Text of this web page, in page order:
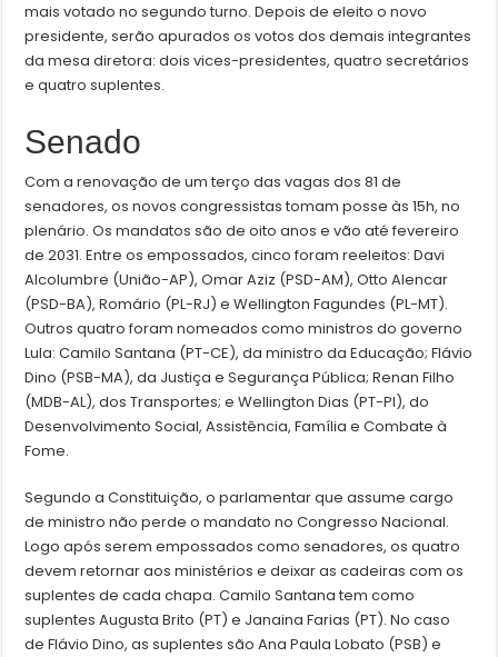
mais votado no segundo turno. Depois de eleito o novo
presidente, serão apurados os votos dos demais integrantes
da mesa diretora: dois vices-presidentes, quatro secretários
e quatro suplentes.
Senado
Com a renovação de um terço das vagas dos 81 de
senadores, os novos congressistas tomam posse às 15h, no
plenário. Os mandatos são de oito anos e vão até fevereiro
de 2031. Entre os empossados, cinco foram reeleitos: Davi
Alcolumbre (União-AP), Omar Aziz (PSD-AM), Otto Alencar
(PSD-BA), Romário (PL-RJ) e Wellington Fagundes (PL-MT).
Outros quatro foram nomeados como ministros do governo
Lula: Camilo Santana (PT-CE), da ministro da Educação; Flávio
Dino (PSB-MA), da Justiça e Segurança Pública; Renan Filho
(MDB-AL), dos Transportes; e Wellington Dias (PT-PI), do
Desenvolvimento Social, Assistência, Família e Combate à
Fome.
Segundo a Constituição, o parlamentar que assume cargo
de ministro não perde o mandato no Congresso Nacional.
Logo após serem empossados como senadores, os quatro
devem retornar aos ministérios e deixar as cadeiras com os
suplentes de cada chapa. Camilo Santana tem como
suplentes Augusta Brito (PT) e Janaina Farias (PT). No caso
de Flávio Dino, as suplentes são Ana Paula Lobato (PSB) e